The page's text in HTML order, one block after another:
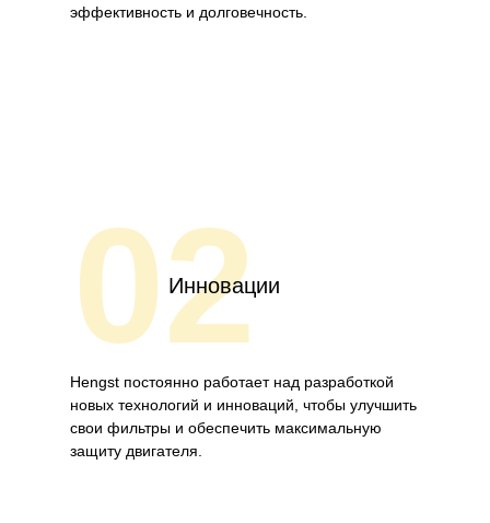
эффективность и долговечность.
02
Инновации
Hengst постоянно работает над разработкой
новых технологий и инноваций, чтобы улучшить
свои фильтры и обеспечить максимальную
защиту двигателя.